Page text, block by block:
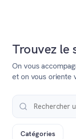
Trouvez le
On vous
et on vous oriente
Catégories